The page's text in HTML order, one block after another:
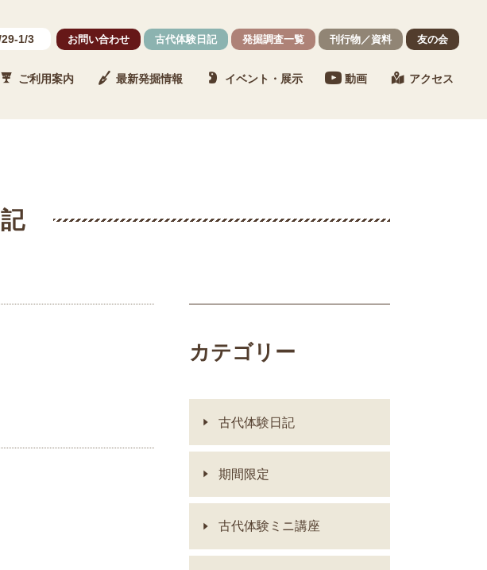
1/3 お問い合わせ 古代体験日記 発掘調査一覧 刊行物／資料 友の会
ご利用案内 最新発掘情報 イベント・展示 動画 アクセス
カテゴリー
古代体験日記
期間限定
古代体験ミニ講座